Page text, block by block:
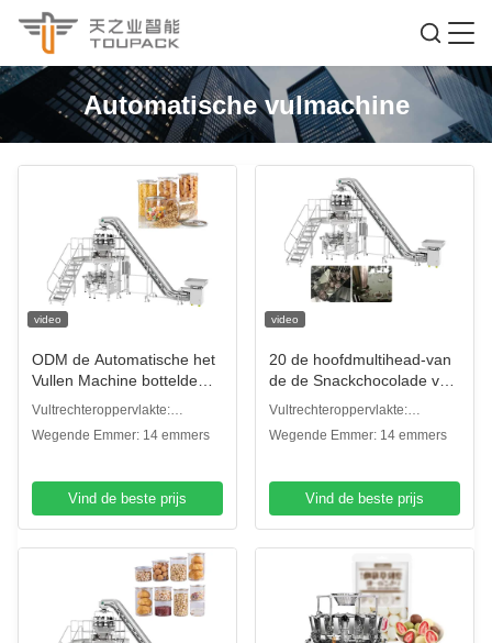
Automatische vulmachine
video
ODM de Automatische het
Vullen Machine bottelde
Snoepjes van het Kruiken
de Blikken Gepufte Voedsel
Inpakkend Roterende Kop
Machine
Vultrechteroppervlakte:
Duidelijke plaatvultrechter
Wegende Emmer: 14 emmers
Vind de beste prijs
video
20 de hoofdmultihead-van
de de Snackchocolade van
het Wegersblocky
Gevormde Deeltje Kop
Vullende en Verzegelende
Vultrechteroppervlakte:
Duidelijke plaatvultrechter
Wegende Emmer: 14 emmers
Vind de beste prijs